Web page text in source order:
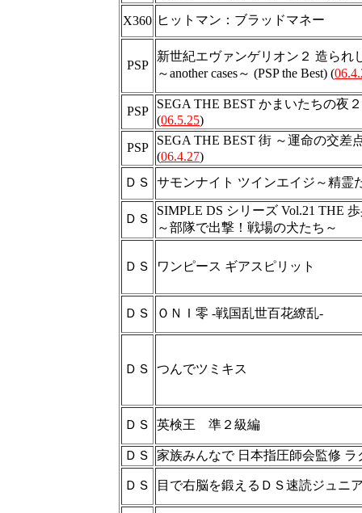
X360 ヒットマン：ブラッドマネー
PSP
新世紀エヴァンゲリオン２ 造られ
～another cases～ (PSP the Best) (
PSP
SEGA THE BEST かまいたちの夜
(06.5.25)
PSP
SEGA THE BEST 街 ～運命の交差
(06.4.27)
ＤＳ
サモンナイト ツインエイジ～精霊
ＤＳ
SIMPLE DS シリーズ Vol.21 THE
～部隊で出撃！戦場の犬たち～
ＤＳ ワンピース ギアスピリット
ＤＳ ＯＮＩ零 -戦国乱世百花繚乱-
ＤＳ つんでツミキス
ＤＳ 英検王 準２級編
ＤＳ 家族みんなで 日本指圧師会監修 ラ
ＤＳ 目で右脳を鍛えるＤＳ速読ジュニ